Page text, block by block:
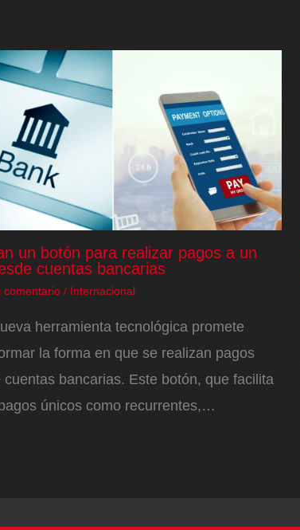
un botón para realizar pagos a un
cuentas bancarias
comentario / Internacional
herramienta tecnológica promete
la forma en que se realizan pagos
cuentas bancarias. Este botón, que facilita
únicos como recurrentes,…